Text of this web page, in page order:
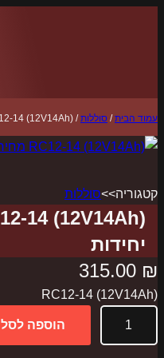
עמוד הבית/ סוללות/ RC12-14 (12V14Ah) מחיר עבור 2 יחידות
קטגוריה>>סוללות
יחידות
315.00 ₪
RC12-14 (12V14Ah)
הוספה לסל